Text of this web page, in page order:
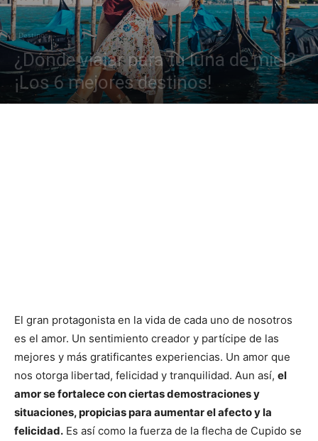
Destinos
¿Dónde viajar para tu luna de miel?
¡Los 6 mejores destinos!
El gran protagonista en la vida de cada uno de nosotros
es el amor. Un sentimiento creador y partícipe de las
mejores y más gratificantes experiencias. Un amor que
nos otorga libertad, felicidad y tranquilidad. Aun así, el
amor se fortalece con ciertas demostraciones y
situaciones, propicias para aumentar el afecto y la
felicidad. Es así como la fuerza de la flecha de Cupido se